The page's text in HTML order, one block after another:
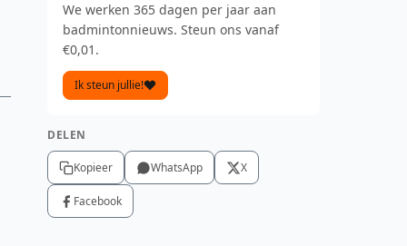
We werken 365 dagen per jaar aan
badmintonnieuws. Steun ons vanaf
€0,01.
Ik steun jullie!
DELEN
Kopieer WhatsApp X
Facebook